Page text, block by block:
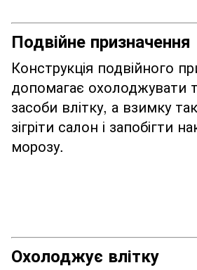
Подвійне призначення
Конструкція подвійного
допомагає охолоджувати
засоби влітку, а взимку
зігріти салон і запобігти
морозу.
Охолоджує влітку